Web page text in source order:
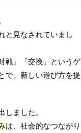
と見なされていまし
戦」「交換」というゲ
で、新しい遊び方を提
ました。
は、社会的なつながり